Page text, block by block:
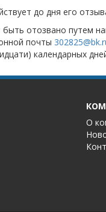
до дня его
отозвано путем
почты
календарных
О